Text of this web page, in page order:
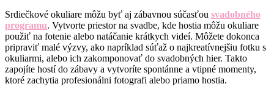
Srdiečkové okuliare môžu byť aj zábavnou súčasťou svadobného
programu. Vytvorte priestor na svadbe, kde hostia môžu okuliare
použiť na fotenie alebo natáčanie krátkych videí. Môžete dokonca
pripraviť malé výzvy, ako napríklad súťaž o najkreatívnejšiu fotku s
okuliarmi, alebo ich zakomponovať do svadobných hier. Takto
zapojíte hostí do zábavy a vytvoríte spontánne a vtipné momenty,
ktoré zachytia profesionálni fotografi alebo priamo hostia.